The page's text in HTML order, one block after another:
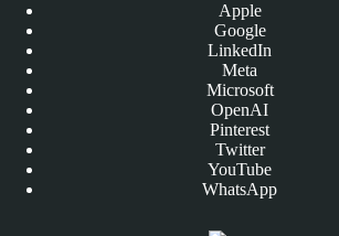
Apple
Google
LinkedIn
Meta
Microsoft
OpenAI
Pinterest
Twitter
YouTube
WhatsApp